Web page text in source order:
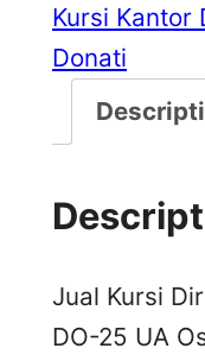
Kursi Kantor
Donati
Jual Kursi
DO-25 UA